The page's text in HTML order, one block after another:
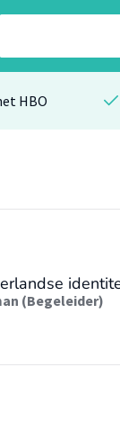
HBO
(Begeleider)